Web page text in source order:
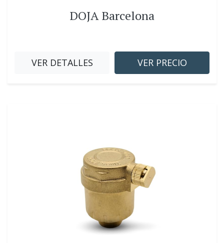
DOJA Barcelona
VER DETALLES VER PRECIO